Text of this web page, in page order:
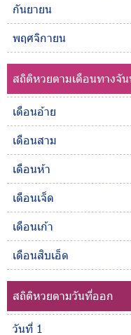
กันยายน
พฤศจิกายน
สถิติหวยตามเดือนทางจั
เดือนอ้าย
เดือนสาม
เดือนห้า
เดือนเจ็ด
เดือนเก้า
เดือนสิบเอ็ด
สถิติหวยตามวันที่ออก
วันที่ 1